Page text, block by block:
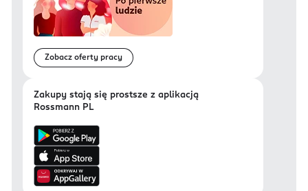
Zobacz oferty pracy
Zakupy stają się prostsze z aplikacją
Rossmann PL